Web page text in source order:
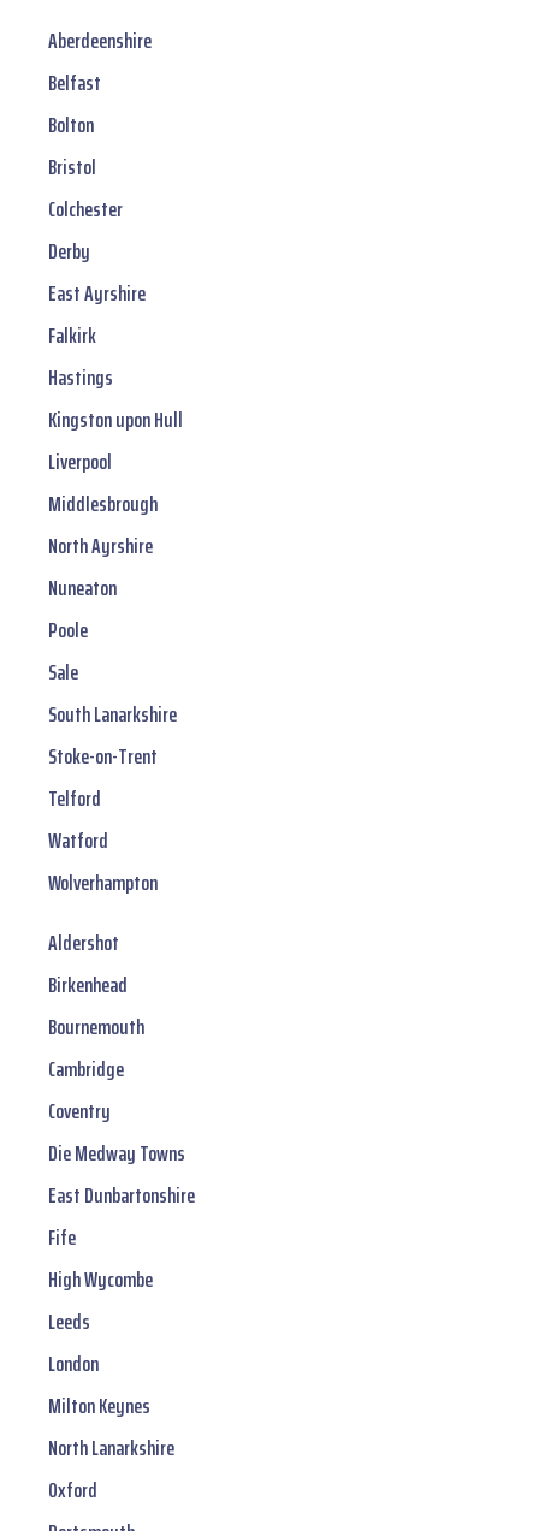
Aberdeenshire
Belfast
Bolton
Bristol
Colchester
Derby
East Ayrshire
Falkirk
Hastings
Kingston upon Hull
Liverpool
Middlesbrough
North Ayrshire
Nuneaton
Poole
Sale
South Lanarkshire
Stoke-on-Trent
Telford
Watford
Wolverhampton
Aldershot
Birkenhead
Bournemouth
Cambridge
Coventry
Die Medway Towns
East Dunbartonshire
Fife
High Wycombe
Leeds
London
Milton Keynes
North Lanarkshire
Oxford